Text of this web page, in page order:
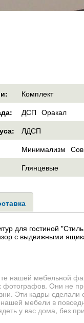
Комплект
ДСП Оракал
ЛДСП
Минимализм
Глянцевые
для гостиной
с выдвижными
нашей мебельной
Они не
Эти кадры
мебели в
у вас дома, без